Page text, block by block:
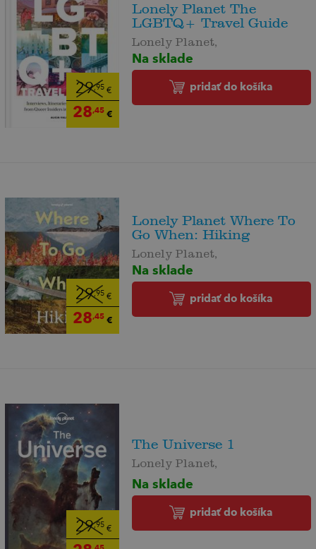
29,95€
28,45€
Lonely Planet The
LGBTQ+ Travel Guide
Lonely Planet,
Na sklade
pridať do košíka
29,95€
28,45€
Lonely Planet Where To
Go When: Hiking
Lonely Planet,
Na sklade
pridať do košíka
29,95€
The Universe 1
Lonely Planet,
Na sklade
pridať do košíka